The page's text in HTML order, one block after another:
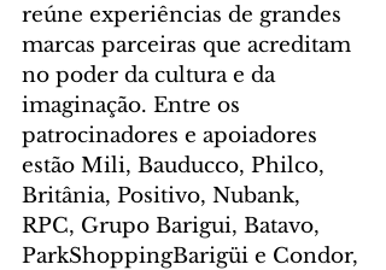
reúne experiências de grandes
marcas parceiras que acreditam
no poder da cultura e da
imaginação. Entre os
patrocinadores e apoiadores
estão Mili, Bauducco, Philco,
Britânia, Positivo, Nubank,
RPC, Grupo Barigui, Batavo,
ParkShoppingBarigüi e Condor,